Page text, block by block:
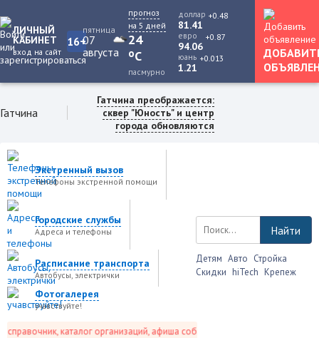
ЛИЧНЫЙ
КАБИНЕТ
вход на сайт
16+
пятница
07
августа
прогноз
на 5 дней
24
oC
пасмурно
доллар
81.41
+0.48
евро
94.06
+0.87
юань
1.21
+0.013
Гатчина
Гатчина преображается:
сквер "Юность" и центр
города обновляются
Экстренный вызов
Телефоны экстренной помощи
Городские службы
Адреса и телефоны
Расписание транспорта
Автобусы, электрички
Фотогалерея
учавствуйте!
каталог организаций, афиша событий и не только это.
Найти
Детям Авто Стройка
Скидки hiTech Крепеж